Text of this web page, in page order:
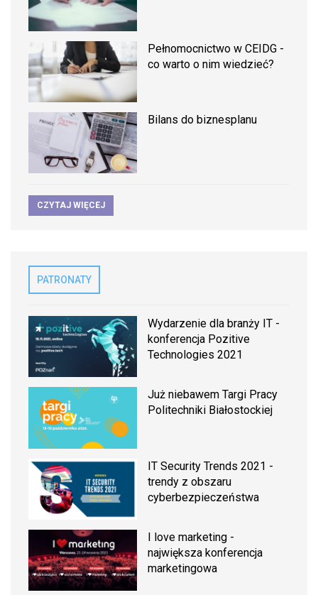
Pełnomocnictwo w CEIDG -
co warto o nim wiedzieć?
Bilans do biznesplanu
CZYTAJ WIĘCEJ
PATRONATY
Wydarzenie dla branży IT -
konferencja Pozitive
Technologies 2021
Już niebawem Targi Pracy
Politechniki Białostockiej
IT Security Trends 2021 -
trendy z obszaru
cyberbezpieczeństwa
I love marketing -
największa konferencja
marketingowa